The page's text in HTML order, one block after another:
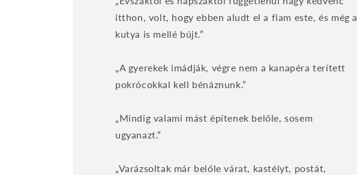
itthon, volt, hogy ebben aludt el a fiam este, és még a
kutya is mellé bújt.”
„A gyerekek imádják, végre nem a kanapéra terített
pokrócokkal kell bénáznunk.”
„Mindig valami mást építenek belőle, sosem
ugyanazt.”
„Varázsoltak már belőle várat, kastélyt, postát,